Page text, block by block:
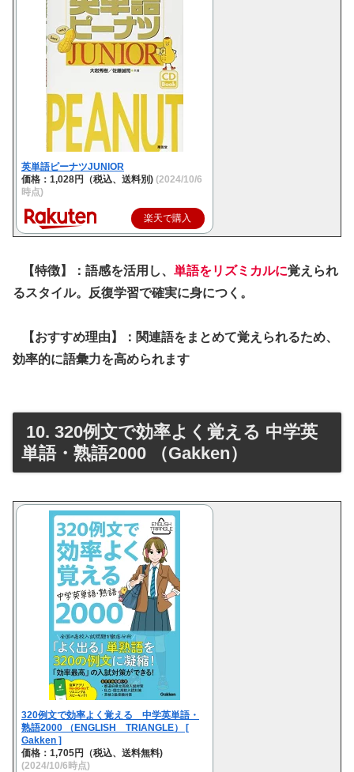
英単語ピーナツJUNIOR
価格：1,028円（税込、送料別) (2024/10/6
時点)
楽天で購入
【特徴】：語感を活用し、 単語をリズミカルに覚えられ
るスタイル。反復学習で確実に身につく。
【おすすめ理由】：関連語をまとめて覚えられるため、
効率的に語彙力を高められます
10. 320例文で効率よく覚える 中学英
単語・熟語2000 （Gakken）
320例文で効率よく覚える 中学英単語・
熟語2000 （ENGLISH TRIANGLE） [
Gakken ]
価格：1,705円（税込、送料無料)
(2024/10/6時点)